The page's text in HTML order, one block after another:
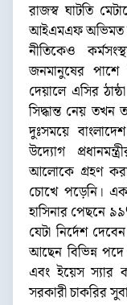
রাজস্ব ঘাটতি
আইএমএফ অভিমত
নীতিকেও
জনমানুষের পাশে
দেয়ালে এসির
সিদ্ধান্ত নেয় তখন
দুঃসময়ে
উদ্যোগ
আলোকে গ্রহণ
চোখে পড়েনি।
হাসিনার পেছনে
যেটা নির্দেশ
আছেন বিভিন্ন
এবং ইয়েস স্যার
সরকারী চাকরির